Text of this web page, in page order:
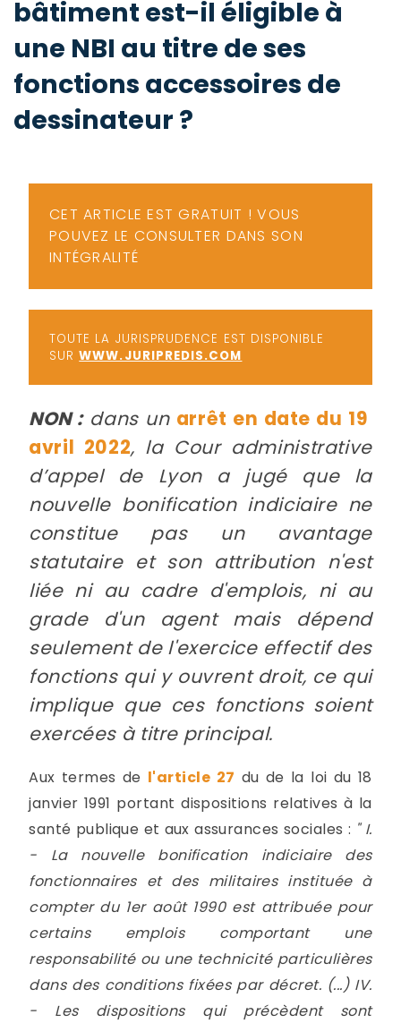
bâtiment est-il éligible à
une NBI au titre de ses
fonctions accessoires de
dessinateur ?
CET ARTICLE EST GRATUIT ! VOUS
POUVEZ LE CONSULTER DANS SON
INTÉGRALITÉ
TOUTE LA JURISPRUDENCE EST DISPONIBLE
SURWWW.JURIPREDIS.COM
NON :dans un arrêt en date du 19
avril 2022, la Cour administrative
d’appel de Lyon a jugé que la
nouvelle bonification indiciaire ne
constitue pas un avantage
statutaire et son attribution n'est
liée ni au cadre d'emplois, ni au
grade d'un agent mais dépend
seulement de l'exercice effectif des
fonctions qui y ouvrent droit, ce qui
implique que ces fonctions soient
exercées à titre principal.
Aux termes de l'article 27 du de la loi du 18
janvier 1991 portant dispositions relatives à la
santé publique et aux assurances sociales : " I.
- La nouvelle bonification indiciaire des
fonctionnaires et des militaires instituée à
compter du 1er août 1990 est attribuée pour
certains emplois comportant une
responsabilité ou une technicité particulières
dans des conditions fixées par décret. (...) IV.
- Les dispositions qui précèdent sont